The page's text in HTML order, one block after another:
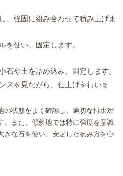
、強固に組み合わせて積み上げま
を使い、固定します。
石や土を詰め込み、固定します。
スを見ながら、仕上げを行いま
の状態をよく確認し、適切な排水対
。また、傾斜地では特に強度を意識
きな石を使い、安定した積み方を心